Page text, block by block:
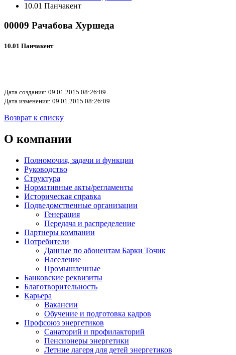
10.01 Панчакент
00009 Рачабова Хуршеда
10.01 Панчакент
Дата создания: 09.01.2015 08:26:09
Дата изменения: 09.01.2015 08:26:09
Возврат к списку
О компании
Полномочия, задачи и функции
Руководство
Структура
Нормативные акты/регламенты
Историческая справка
Подведомственные организации
Генерация
Передача и распределение
Партнеры компании
Потребители
Данные по абонентам Барки Точик
Население
Промышленные
Банковские реквизиты
Благотворительность
Карьера
Вакансии
Обучение и подготовка кадров
Профсоюз энергетиков
Санаторий и профилакторий
Пенсионеры энергетики
Летние лагеря для детей энергетиков